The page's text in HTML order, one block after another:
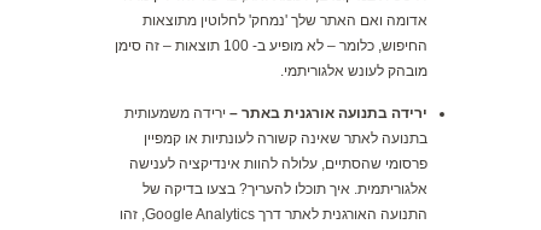
אדומה ואם האתר שלך 'נמחק' לחלוטין מתוצאות
החיפוש, כלומר – לא מופיע ב- 100 תוצאות – זה סימן
מובהק לעונש אלגוריתמי.
ירידה בתנועה אורגנית באתר – ירידה משמעותית
בתנועה לאתר שאינה קשורה לעונתיות או קמפיין
פרסומי שהסתיים, עלולה להוות אינדיקציה לענישה
אלגוריתמית. איך תוכלו להעריך? בצעו בדיקה של
התנועה האורגנית לאתר דרך Google Analytics, זהו